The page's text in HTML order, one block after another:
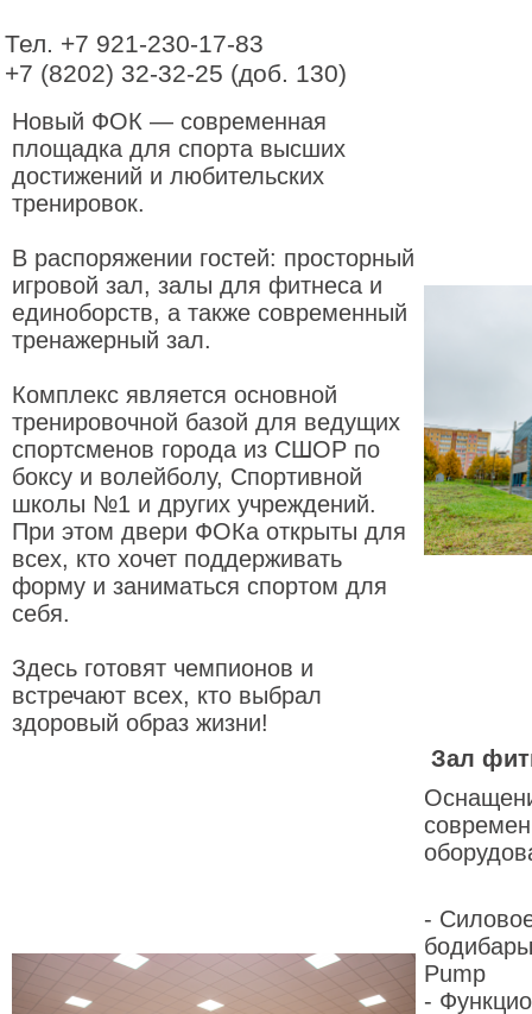
Тел. +7 921-230-17-83
+7 (8202) 32-32-25 (доб. 130)
Новый ФОК — современная
площадка для спорта высших
достижений и любительских
тренировок.
В распоряжении гостей: просторный
игровой зал, залы для фитнеса и
единоборств, а также современный
тренажерный зал.
Комплекс является основной
тренировочной базой для ведущих
спортсменов города из СШОР по
боксу и волейболу, Спортивной
школы №1 и других учреждений.
При этом двери ФОКа открыты для
всех, кто хочет поддерживать
форму и заниматься спортом для
себя.
Здесь готовят чемпионов и
встречают всех, кто выбрал
здоровый образ жизни!
Зал
-
Pump
-